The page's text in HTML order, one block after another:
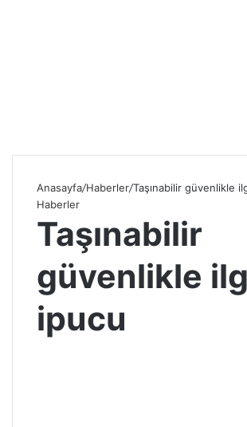
Anasayfa/Haberler/Taşınabilir güvenlikle
Haberler
Taşınabilir
güvenlikle
ipucu